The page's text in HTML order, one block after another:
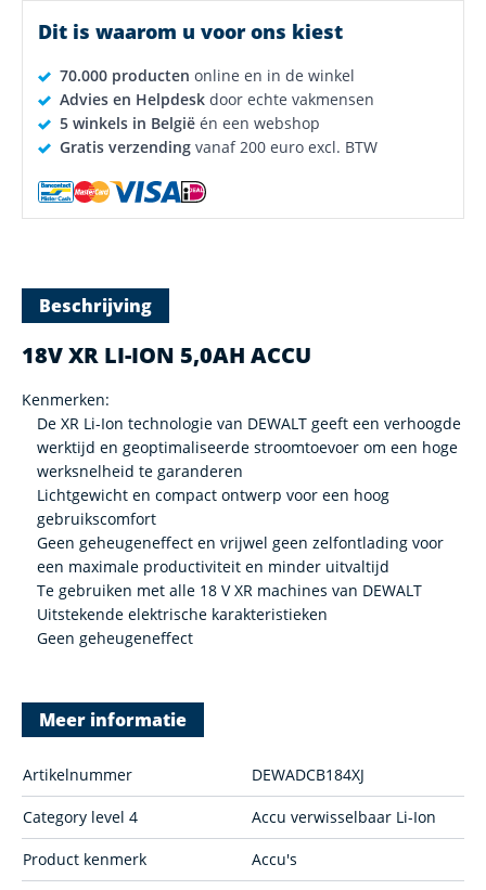
Dit is waarom u voor ons kiest
70.000 producten online en in de winkel
Advies en Helpdesk door echte vakmensen
5 winkels in België én een webshop
Gratis verzending vanaf 200 euro excl. BTW
Beschrijving
18V XR LI-ION 5,0AH ACCU
Kenmerken:
De XR Li-Ion technologie van DEWALT geeft een verhoogde
werktijd en geoptimaliseerde stroomtoevoer om een hoge
werksnelheid te garanderen
Lichtgewicht en compact ontwerp voor een hoog
gebruikscomfort
Geen geheugeneffect en vrijwel geen zelfontlading voor
een maximale productiviteit en minder uitvaltijd
Te gebruiken met alle 18 V XR machines van DEWALT
Uitstekende elektrische karakteristieken
Geen geheugeneffect
Meer informatie
Artikelnummer DEWADCB184XJ
Category level 4 Accu verwisselbaar Li-Ion
Product kenmerk Accu's